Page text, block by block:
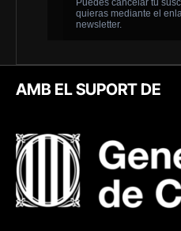
AMB EL SUPORT DE